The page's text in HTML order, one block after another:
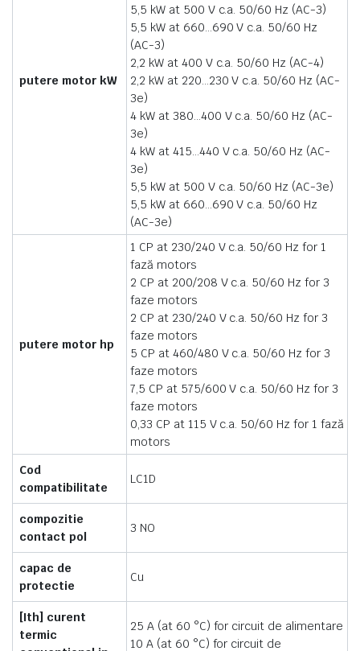
putere motor kW
5,5 kW at 500 V c.a. 50/60 Hz (AC-3)
5,5 kW at 660…690 V c.a. 50/60 Hz
(AC-3)
2,2 kW at 400 V c.a. 50/60 Hz (AC-4)
2,2 kW at 220…230 V c.a. 50/60 Hz (AC-
3e)
4 kW at 380…400 V c.a. 50/60 Hz (AC-
3e)
4 kW at 415…440 V c.a. 50/60 Hz (AC-
3e)
5,5 kW at 500 V c.a. 50/60 Hz (AC-3e)
5,5 kW at 660…690 V c.a. 50/60 Hz
(AC-3e)
putere motor hp
1 CP at 230/240 V c.a. 50/60 Hz for 1
fază motors
2 CP at 200/208 V c.a. 50/60 Hz for 3
faze motors
2 CP at 230/240 V c.a. 50/60 Hz for 3
faze motors
5 CP at 460/480 V c.a. 50/60 Hz for 3
faze motors
7,5 CP at 575/600 V c.a. 50/60 Hz for 3
faze motors
0,33 CP at 115 V c.a. 50/60 Hz for 1 fază
motors
Cod
compatibilitate
LC1D
compozitie
contact pol
3 NO
capac de
protectie
Cu
[Ith] curent
termic
25 A (at 60 °C) for circuit de alimentare
10 A (at 60 °C) for circuit de